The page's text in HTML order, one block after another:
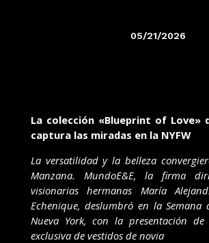
05/21/2026
La colección «Blueprint of Love»
captura las miradas en la NYFW
La versatilidad y la belleza
Manzana. MundoE&E, la firma
visionarias hermanas María
Echenique, deslumbró en la Semana
Nueva York, con la presentación de
exclusiva de vestidos de novia